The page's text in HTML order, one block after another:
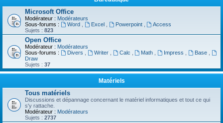
Microsoft Office
Modérateur : Modérateurs
Sous-forums :
Word Excel Powerpoint
Access
Sujets : 823
Open Office
Modérateur : Modérateurs
Sous-forums :
Divers Writer Calc Math Impress Base
Draw
Sujets : 37
Matériels
Tous matériels
Discussions et dépannage concernant le matériel informatiques et tout ce qui
s'y rattache.
Modérateur : Modérateurs
Sujets : 2737